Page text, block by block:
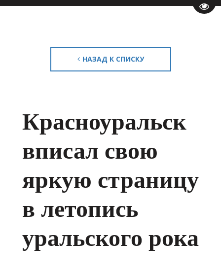
НАЗАД К СПИСКУ
Красноуральск
вписал свою
яркую страницу
в летопись
уральского рока